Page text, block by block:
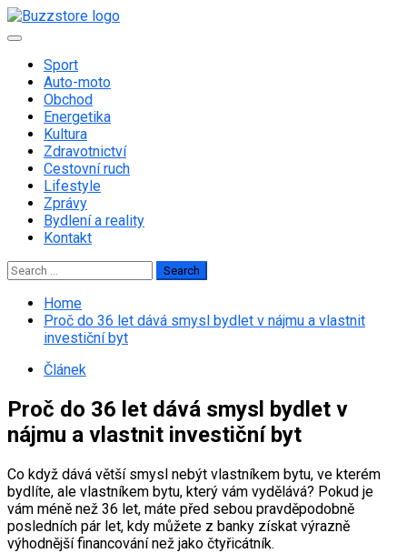
Skip
to
Primary
Sport
Auto-moto
Obchod
Energetika
Kultura
Zdravotnictví
Cestovní ruch
Lifestyle
Zprávy
Bydlení a reality
Kontakt
Search
for:
Home
Proč do 36 let dává smysl bydlet v nájmu a vlastnit
investiční byt
Článek
Proč do 36 let dává smysl bydlet v
nájmu a vlastnit investiční byt
Co když dává větší smysl nebýt vlastníkem bytu, ve kterém
bydlíte, ale vlastníkem bytu, který vám vydělává? Pokud je
vám méně než 36 let, máte před sebou pravděpodobně
posledních pár let, kdy můžete z banky získat výrazně
výhodnější financování než jako čtyřicátník.